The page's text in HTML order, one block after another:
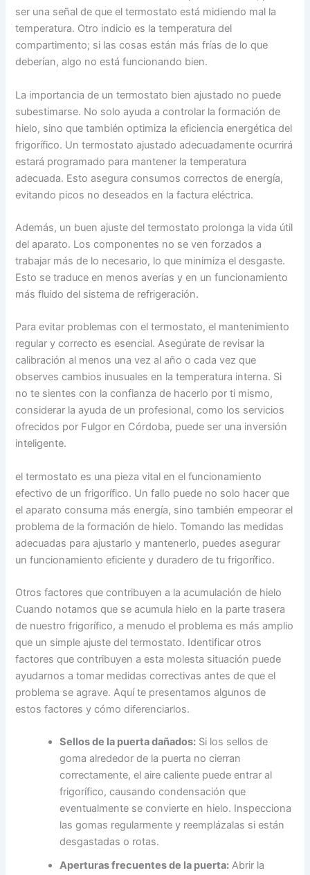
ser una señal de que el termostato está midiendo mal la
temperatura. Otro indicio es la temperatura del
compartimento; si las cosas están más frías de lo que
deberían, algo no está funcionando bien.
La importancia de un termostato bien ajustado no puede
subestimarse. No solo ayuda a controlar la formación de
hielo, sino que también optimiza la eficiencia energética del
frigorífico. Un termostato ajustado adecuadamente ocurrirá
estará programado para mantener la temperatura
adecuada. Esto asegura consumos correctos de energía,
evitando picos no deseados en la factura eléctrica.
Además, un buen ajuste del termostato prolonga la vida útil
del aparato. Los componentes no se ven forzados a
trabajar más de lo necesario, lo que minimiza el desgaste.
Esto se traduce en menos averías y en un funcionamiento
más fluido del sistema de refrigeración.
Para evitar problemas con el termostato, el mantenimiento
regular y correcto es esencial. Asegúrate de revisar la
calibración al menos una vez al año o cada vez que
observes cambios inusuales en la temperatura interna. Si
no te sientes con la confianza de hacerlo por ti mismo,
considerar la ayuda de un profesional, como los servicios
ofrecidos por Fulgor en Córdoba, puede ser una inversión
inteligente.
el termostato es una pieza vital en el funcionamiento
efectivo de un frigorífico. Un fallo puede no solo hacer que
el aparato consuma más energía, sino también empeorar el
problema de la formación de hielo. Tomando las medidas
adecuadas para ajustarlo y mantenerlo, puedes asegurar
un funcionamiento eficiente y duradero de tu frigorífico.
Otros factores que contribuyen a la acumulación de hielo
Cuando notamos que se acumula hielo en la parte trasera
de nuestro frigorífico, a menudo el problema es más amplio
que un simple ajuste del termostato. Identificar otros
factores que contribuyen a esta molesta situación puede
ayudarnos a tomar medidas correctivas antes de que el
problema se agrave. Aquí te presentamos algunos de
estos factores y cómo diferenciarlos.
Sellos de la puerta dañados: Si los sellos de
goma alrededor de la puerta no cierran
correctamente, el aire caliente puede entrar al
frigorífico, causando condensación que
eventualmente se convierte en hielo. Inspecciona
las gomas regularmente y reemplázalas si están
desgastadas o rotas.
Aperturas frecuentes de la puerta: Abrir la